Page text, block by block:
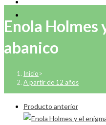
Enola Holmes
abanico
Inicio>
A partir de 12 años
Producto anterior